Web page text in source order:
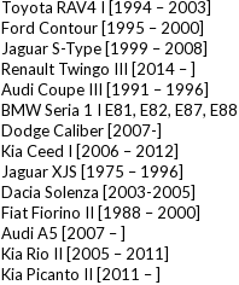
Toyota RAV4 I [1994 – 2003]
Ford Contour [1995 – 2000]
Jaguar S-Type [1999 – 2008]
Renault Twingo III [2014 – ]
Audi Coupe III [1991 – 1996]
BMW Seria 1 I E81, E82, E87,
Dodge Caliber [2007-]
Kia Ceed I [2006 – 2012]
Jaguar XJS [1975 – 1996]
Dacia Solenza [2003-2005]
Fiat Fiorino II [1988 – 2000]
Audi A5 [2007 – ]
Kia Rio II [2005 – 2011]
Kia Picanto II [2011 – ]